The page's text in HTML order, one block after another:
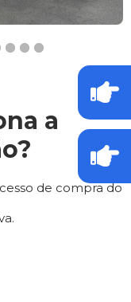
a
de compra do